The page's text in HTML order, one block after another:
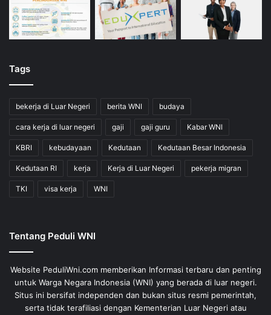
Tags
bekerja di Luar Negeri berita WNI budaya
cara kerja di luar negeri gaji gaji guru Kabar WNI
KBRI kebudayaan Kedutaan Kedutaan Besar Indonesia
Kedutaan RI kerja Kerja di Luar Negeri pekerja migran
TKI visa kerja WNI
Tentang Peduli WNI
Website PeduliWni.com memberikan Informasi terbaru dan penting
untuk Warga Negara Indonesia (WNI) yang berada di luar negeri.
Situs ini bersifat independen dan bukan situs resmi pemerintah,
serta tidak terafiliasi dengan Kementerian Luar Negeri atau